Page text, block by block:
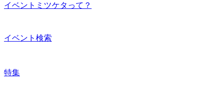
イベントミツケタって？
イベント検索
特集